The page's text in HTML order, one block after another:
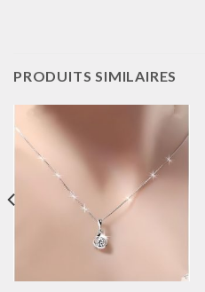
PRODUITS SIMILAIRES